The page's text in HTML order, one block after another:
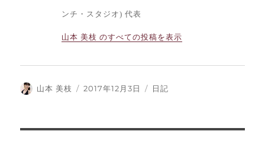
ンチ・スタジオ) 代表
山本 美枝 のすべての投稿を表示
投
山本 美枝
投
2017年12月3日
カ
日記